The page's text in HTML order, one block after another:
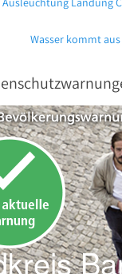
Wasser kommt